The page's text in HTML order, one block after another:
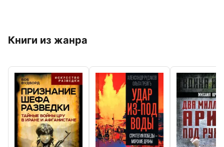
Книги из жанра